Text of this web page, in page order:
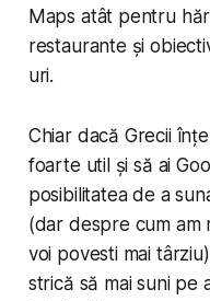
Maps atât pentru
restaurante și
uri.
Chiar dacă Grecii
foarte util și să ai
posibilitatea de a
(dar despre cum am
voi povesti mai
strică să mai suni pe